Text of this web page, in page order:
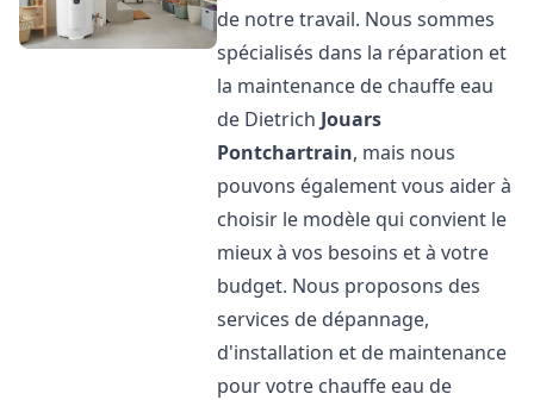
de notre travail. Nous sommes
spécialisés dans la réparation et
la maintenance de chauffe eau
de Dietrich Jouars
Pontchartrain, mais nous
pouvons également vous aider à
choisir le modèle qui convient le
mieux à vos besoins et à votre
budget. Nous proposons des
services de dépannage,
d'installation et de maintenance
pour votre chauffe eau de